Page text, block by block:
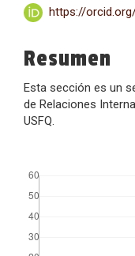
https://
Resumen
Esta sección es un
de Relaciones
USFQ.